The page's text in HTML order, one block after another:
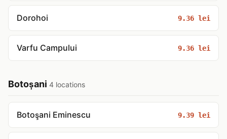
Dorohoi 9.36 lei
Varfu Campului 9.36 lei
Botoșani 4 locations
Botoşani Eminescu 9.39 lei